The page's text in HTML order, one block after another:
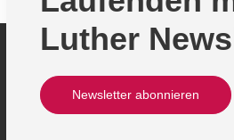
Luther
Newsletter abonnieren